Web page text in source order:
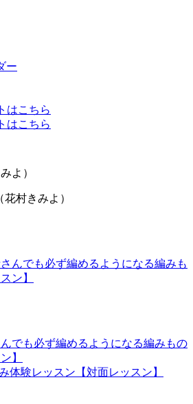
ー
はこちら
はこちら
よ）
村きみよ）
んでも必ず編めるようになる編みもの
】